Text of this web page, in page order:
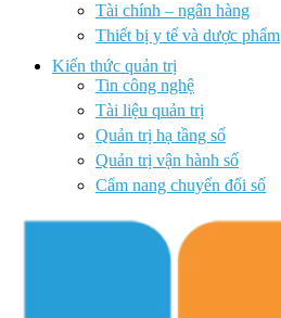
Tài chính – ngân hàng
Thiết bị y tế và dược phẩm
Kiến thức quản trị
Tin công nghệ
Tài liệu quản trị
Quản trị hạ tầng số
Quản trị vận hành số
Cẩm nang chuyển đổi số